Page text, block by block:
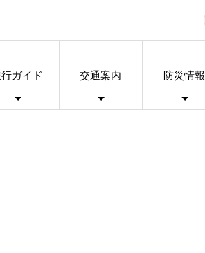
ガイド 交通案内 防災情報